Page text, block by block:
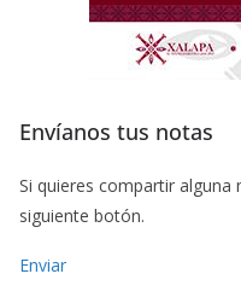
Envíanos tus notas
Si quieres compartir
siguiente botón.
Enviar